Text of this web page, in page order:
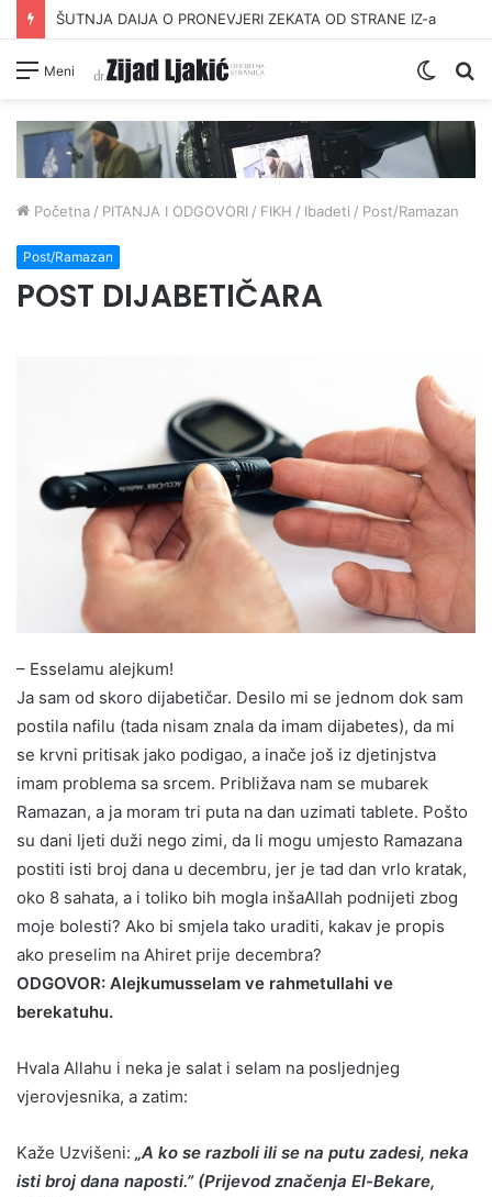
ŠUTNJA DAIJA O PRONEVJERI ZEKATA OD STRANE IZ-a
Meni
Switch
Početna / PITANJA I ODGOVORI / FIKH / Ibadeti / Post/Ramazan
Post/Ramazan
POST DIJABETIČARA
– Esselamu alejkum!
Ja sam od skoro dijabetičar. Desilo mi se jednom dok sam
postila nafilu (tada nisam znala da imam dijabetes), da mi
se krvni pritisak jako podigao, a inače još iz djetinjstva
imam problema sa srcem. Približava nam se mubarek
Ramazan, a ja moram tri puta na dan uzimati tablete. Pošto
su dani ljeti duži nego zimi, da li mogu umjesto Ramazana
postiti isti broj dana u decembru, jer je tad dan vrlo kratak,
oko 8 sahata, a i toliko bih mogla inšaAllah podnijeti zbog
moje bolesti? Ako bi smjela tako uraditi, kakav je propis
ako preselim na Ahiret prije decembra?
ODGOVOR: Alejkumusselam ve rahmetullahi ve
berekatuhu.
Hvala Allahu i neka je salat i selam na posljednjeg
vjerovjesnika, a zatim:
Kaže Uzvišeni: „A ko se razboli ili se na putu zadesi, neka
isti broj dana naposti.” (Prijevod značenja El-Bekare,